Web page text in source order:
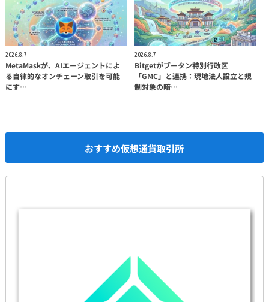
2026.8.7
MetaMaskが、AIエージェントによ
る自律的なオンチェーン取引を可能
にす…
2026.8.7
Bitgetがブータン特別行政区
「GMC」と連携：現地法人設立と規
制対象の暗…
おすすめ仮想通貨取引所